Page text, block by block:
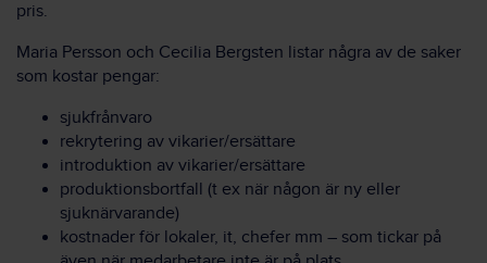
pris.
Maria Persson och Cecilia Bergsten listar några av de saker
som kostar pengar:
sjukfrånvaro
rekrytering av vikarier/ersättare
introduktion av vikarier/ersättare
produktionsbortfall (t ex när någon är ny eller
sjuknärvarande)
kostnader för lokaler, it, chefer mm – som tickar på